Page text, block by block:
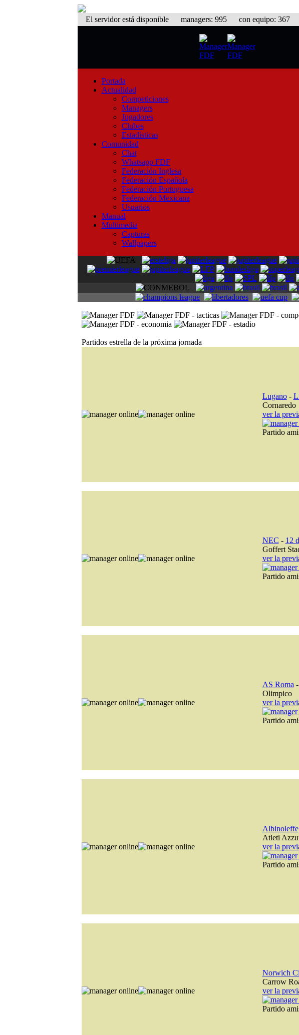
El servidor está disponiblemanagers: 995 con equipo: 367
Portada
Actualidad
Competiciones
Managers
Jugadores
Clubes
Estadísticas
Comunidad
Chat
Whatsapp FDF
Federación Inglesa
Federación Española
Federación Portuguesa
Federación Mexicana
Usuarios
Manual
Multimedia
Capturas
Wallpapers
Partidos estrella de la próxima jornada
Lugano-
Cornaredo
ver la
Partido
NEC - 12
Goffert
ver la
Partido
AS Roma -
Olimpico
ver la
Partido
Albinoleffe
Atleti
ver la
Partido
Norwich
Carrow
ver la
Partido